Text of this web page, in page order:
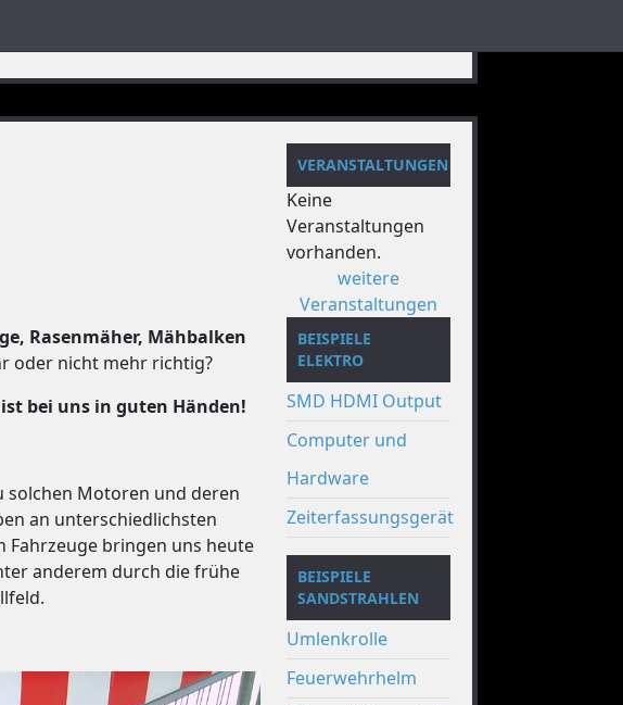
Rasenmäher, Mähbalken
oder nicht mehr richtig?
bei uns in guten Händen!
solchen Motoren und deren
an unterschiedlichsten
Fahrzeuge bringen uns heute
anderem durch die frühe
VERANSTALTUNGEN
Keine
Veranstaltungen
vorhanden.
weitere
Veranstaltungen
BEISPIELE
ELEKTRO
SMD HDMI Output
Computer und
Hardware
Zeiterfassungsgerät
BEISPIELE
SANDSTRAHLEN
Umlenkrolle
Feuerwehrhelm